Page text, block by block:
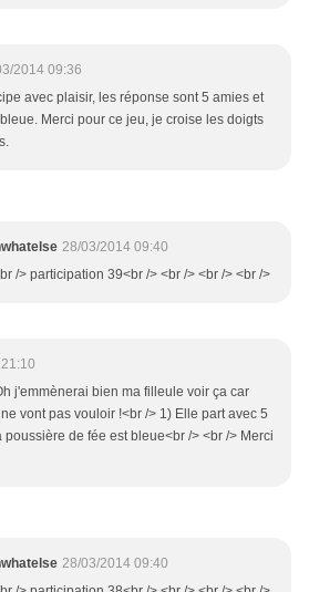
2014 09:36
avec plaisir, les réponse sont 5 amies et
Merci pour ce jeu, je croise les doigts
28/03/2014 09:40
/> participation 39<br /> <br /> <br /> <br />
j'emmènerai bien ma filleule voir ça car
vont pas vouloir !<br /> 1) Elle part avec 5
poussière de fée est bleue<br /> <br /> Merci
28/03/2014 09:40